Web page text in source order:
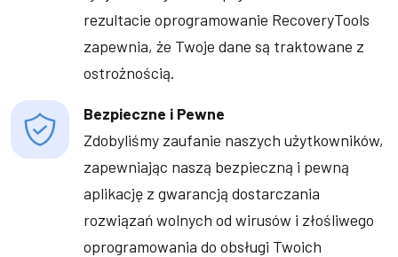
rezultacie oprogramowanie RecoveryTools
zapewnia, że ​​Twoje dane są traktowane z
ostrożnością.
Bezpieczne i Pewne
Zdobyliśmy zaufanie naszych użytkowników,
zapewniając naszą bezpieczną i pewną
aplikację z gwarancją dostarczania
rozwiązań wolnych od wirusów i złośliwego
oprogramowania do obsługi Twoich